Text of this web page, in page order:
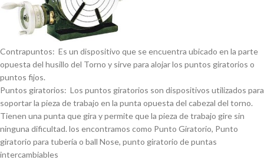
Contrapuntos: Es un dispositivo que se encuentra ubicado en la parte
opuesta del husillo del Torno y sirve para alojar los puntos giratorios o
puntos fijos.
Puntos giratorios: Los puntos giratorios son dispositivos utilizados para
soportar la pieza de trabajo en la punta opuesta del cabezal del torno.
Tienen una punta que gira y permite que la pieza de trabajo gire sin
ninguna dificultad. los encontramos como Punto Giratorio, Punto
giratorio para tuberí­a o ball Nose, punto giratorio de puntas
intercambiables